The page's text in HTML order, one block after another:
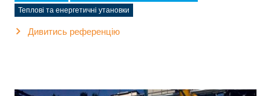
Теплові та енергетичні утановки
Дивитись референцію